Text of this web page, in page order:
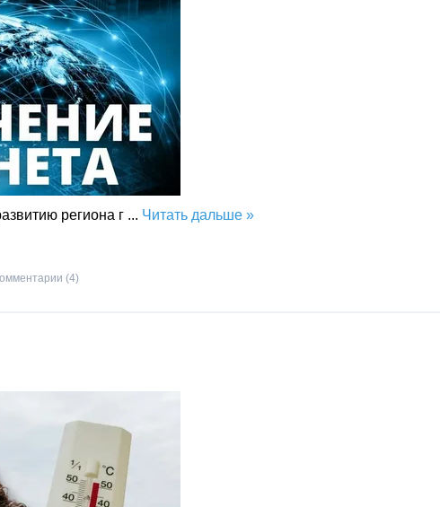
региона г ... Читать дальше »
(4)